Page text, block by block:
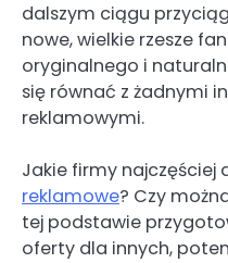
dalszym ciągu
nowe, wielkie rzesze
oryginalnego i
się równać z żadnymi
reklamowymi.
Jakie firmy najczęściej
reklamowe? Czy
tej podstawie
oferty dla innych,